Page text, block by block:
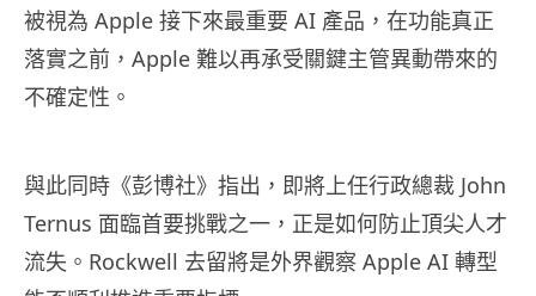
被視為 Apple 接下來最重要 AI 產品，在功能真正
落實之前，Apple 難以再承受關鍵主管異動帶來的
不確定性。
與此同時《彭博社》指出，即將上任行政總裁 John
Ternus 面臨首要挑戰之一，正是如何防止頂尖人才
流失。Rockwell 去留將是外界觀察 Apple AI 轉型